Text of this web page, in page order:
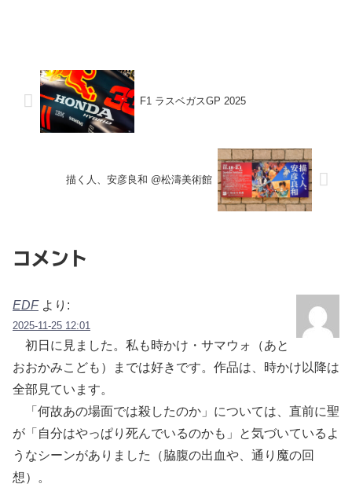
F1 ラスベガスGP 2025
描く人、安彦良和 @松濤美術館
コメント
EDF より:
2025-11-25 12:01
初日に見ました。私も時かけ・サマウォ（あと
おおかみこども）までは好きです。作品は、時かけ以降は
全部見ています。
「何故あの場面では殺したのか」については、直前に聖
が「自分はやっぱり死んでいるのかも」と気づいているよ
うなシーンがありました（脇腹の出血や、通り魔の回
想）。